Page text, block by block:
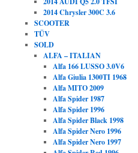
2014 Chrysler 300C 3.6
SCOOTER
TÜV
SOLD
ALFA – ITALIAN
Alfa 166 LUSSO 3.0V6
Alfa Giulia 1300TI 1968
Alfa MITO 2009
Alfa Spider 1987
Alfa Spider 1996
Alfa Spider Black 1998
Alfa Spider Nero 1996
Alfa Spider Nero 1997